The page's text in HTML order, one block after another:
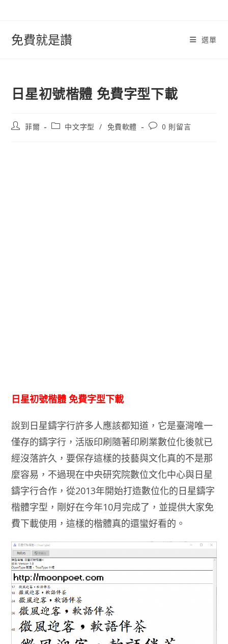
免費就是讚 選單
日星初號楷體 免費字型下載
文
菲爾
文
中文字型 / 免費軟體
文
0 則留言
日星初號楷體 免費字型下載
說到日星鑄字行許多人應該都知道，它是臺灣唯一
僅存的鑄字行，活版印刷隨著印刷業數位化後就已
經沒落許久，要保存這樣的技藝與文化真的不是那
麼容易，不過現在中央研究院數位文化中心與日星
鑄字行合作，從2013年開始打造數位化的日星鑄字
楷體字型，剛好在今年10月完成了，並提供大家免
費下載使用，這樣的楷體真的還蠻好看的。